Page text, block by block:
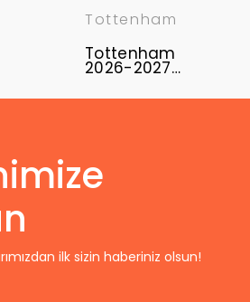
Tottenham
Tottenham
2026-2027
Maç Forması
ilk sizin haberiniz olsun!